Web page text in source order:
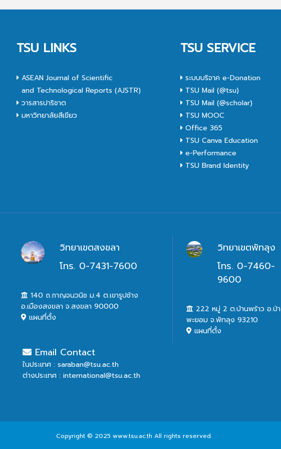
TSU LINKS
ASEAN Journal of Scientific
and Technological Reports (AJSTR)
วารสารปาริชาต
มหาวิทยาลัยสีเขียว
TSU SERVICE
ระบบบริจาค e-Donation
TSU Mail (@tsu)
TSU Mail (@scholar)
TSU MOOC
Office 365
TSU Canva Education
e-Performance
TSU Brand Identity
วิทยาเขตสงขลา
โทร. 0-7431-7600
140 ถ.กาญจนวนิช ม.4 ต.เขารูปช้าง
อ.เมืองสงขลา จ.สงขลา 90000
แผนที่ตั้ง
วิทยาเขตพัทลุง
โทร. 0-7460-
9600
222 หมู่ 2 ต.บ้านพร้าว อ.ป่า
พะยอม จ.พัทลุง 93210
แผนที่ตั้ง
Email Contact
ในประเทศ : saraban@tsu.ac.th
ต่างประเทศ : international@tsu.ac.th
Copyright © 2025 www.tsu.ac.th All rights reserved.